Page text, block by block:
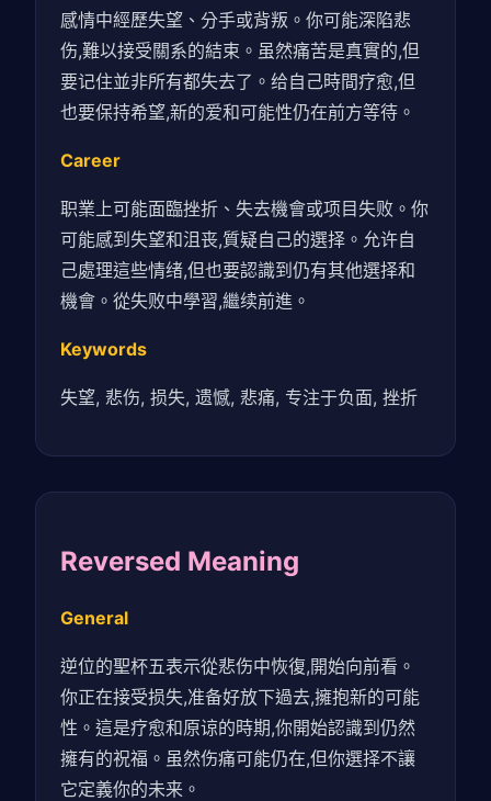
感情中經歷失望、分手或背叛。你可能深陷悲
伤,難以接受關系的結束。虽然痛苦是真實的,但
要记住並非所有都失去了。给自己時間疗愈,但
也要保持希望,新的爱和可能性仍在前方等待。
Career
职業上可能面臨挫折、失去機會或项目失败。你
可能感到失望和沮丧,質疑自己的選择。允许自
己處理這些情绪,但也要認識到仍有其他選择和
機會。從失败中學習,繼续前進。
Keywords
失望, 悲伤, 损失, 遗憾, 悲痛, 专注于负面, 挫折
Reversed Meaning
General
逆位的聖杯五表示從悲伤中恢復,開始向前看。
你正在接受损失,准备好放下過去,擁抱新的可能
性。這是疗愈和原谅的時期,你開始認識到仍然
擁有的祝福。虽然伤痛可能仍在,但你選择不讓
它定義你的未来。